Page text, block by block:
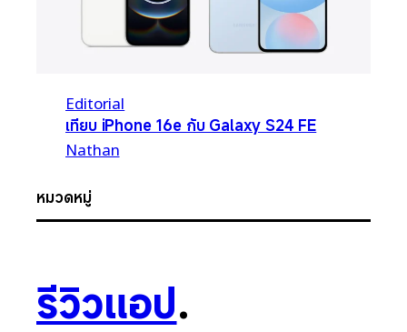
Editorial
เทียบ iPhone 16e กับ Galaxy S24 FE
Nathan
หมวดหมู่
รีวิวแอป.